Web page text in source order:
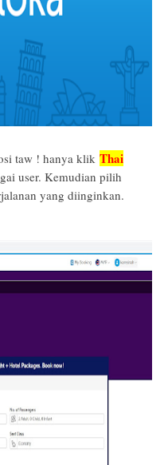
taw ! hanya klik Thai
user. Kemudian pilih
yang diinginkan.